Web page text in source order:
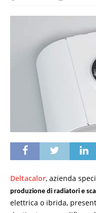
Deltacalor, azienda
produzione di radiatori e
elettrica o ibrida,